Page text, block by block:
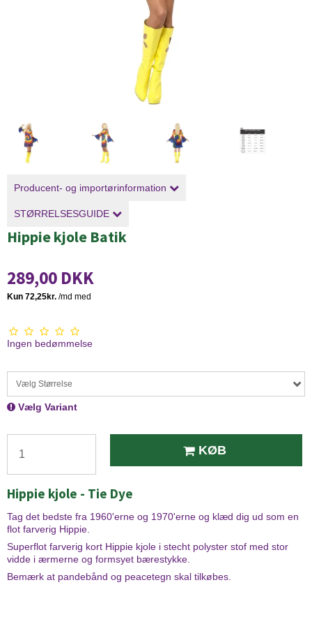
Producent- og importørinformation
STØRRELSESGUIDE
Hippie kjole Batik
289,00 DKK
Ingen bedømmelse
Vælg Størrelse
Vælg Variant
KØB
Hippie kjole - Tie Dye
Tag det bedste fra 1960'erne og 1970'erne og klæd dig ud som en
flot farverig Hippie.
Superflot farverig kort Hippie kjole i stecht polyster stof med stor
vidde i ærmerne og formsyet bærestykke.
Bemærk at pandebånd og peacetegn skal tilkøbes.